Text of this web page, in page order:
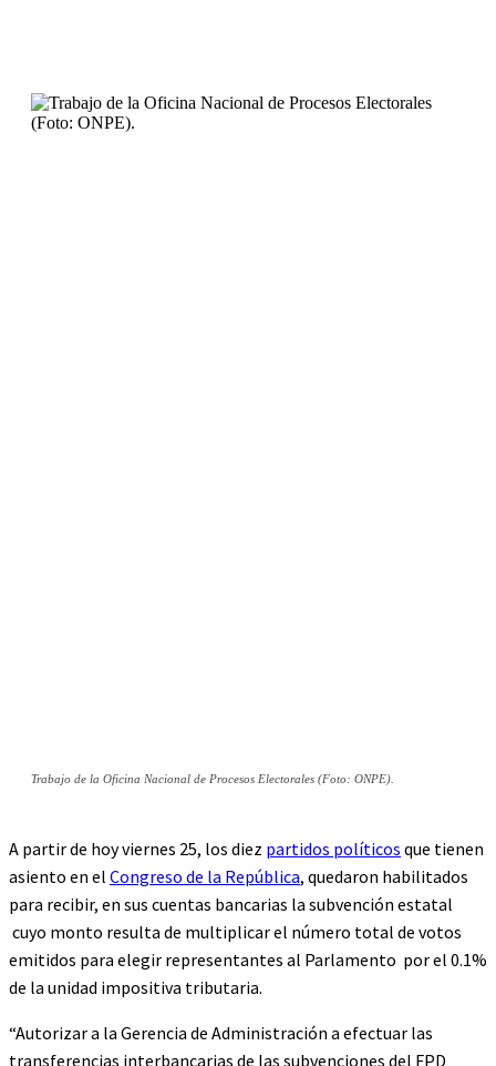
Trabajo de la Oficina Nacional de Procesos Electorales (Foto: ONPE).
A partir de hoy viernes 25, los diez partidos políticos que tienen
asiento en el Congreso de la República, quedaron habilitados
para recibir, en sus cuentas bancarias la subvención estatal
cuyo monto resulta de multiplicar el número total de votos
emitidos para elegir representantes al Parlamento por el 0.1%
de la unidad impositiva tributaria.
“Autorizar a la Gerencia de Administración a efectuar las
transferencias interbancarias de las subvenciones del FPD